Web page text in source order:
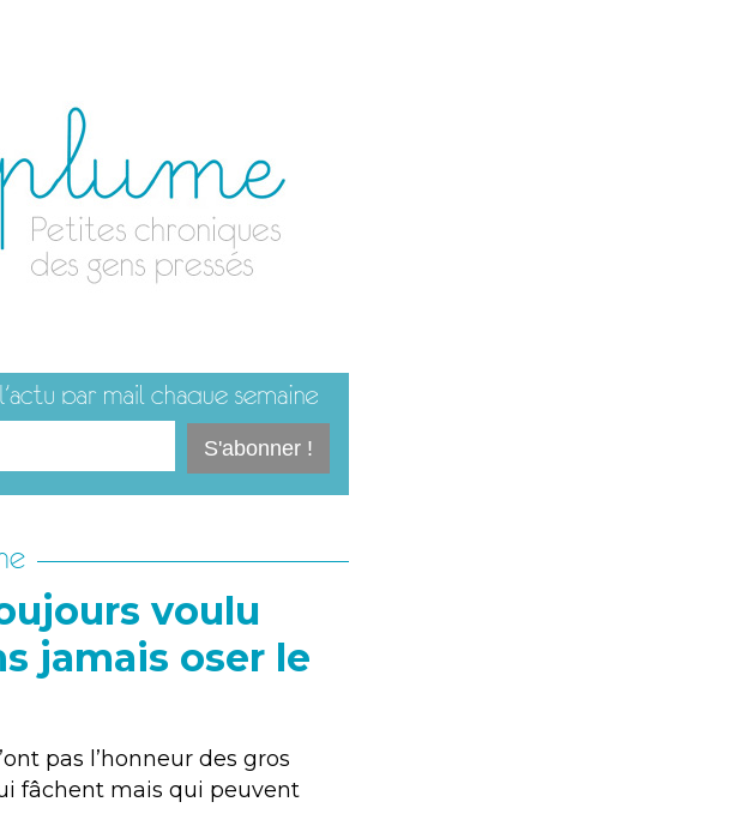
voulu
jamais oser le
pas l’honneur des gros
fâchent mais qui peuvent